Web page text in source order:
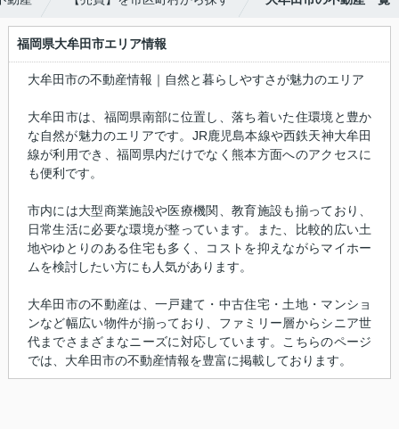
福岡県大牟田市エリア情報
大牟田市の不動産情報｜自然と暮らしやすさが魅力のエリア
大牟田市は、福岡県南部に位置し、落ち着いた住環境と豊か
な自然が魅力のエリアです。JR鹿児島本線や西鉄天神大牟田
線が利用でき、福岡県内だけでなく熊本方面へのアクセスに
も便利です。
市内には大型商業施設や医療機関、教育施設も揃っており、
日常生活に必要な環境が整っています。また、比較的広い土
地やゆとりのある住宅も多く、コストを抑えながらマイホー
ムを検討したい方にも人気があります。
大牟田市の不動産は、一戸建て・中古住宅・土地・マンショ
ンなど幅広い物件が揃っており、ファミリー層からシニア世
代までさまざまなニーズに対応しています。こちらのページ
では、大牟田市の不動産情報を豊富に掲載しております。